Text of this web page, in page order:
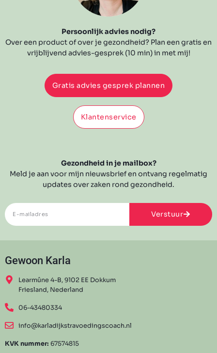
Persoonlijk advies nodig?
Over een product of over je gezondheid? Plan een gratis en
vrijblijvend advies-gesprek (10 min) in met mij!
Gratis advies gesprek plannen
Klantenservice
Gezondheid in je mailbox?
Meld je aan voor mijn nieuwsbrief en ontvang regelmatig
updates over zaken rond gezondheid.
Verstuur
Gewoon Karla
Learmûne 4-B, 9102 EE Dokkum
Friesland, Nederland
06-43480334
info@karladijkstravoedingscoach.nl
KVK nummer: 67574815